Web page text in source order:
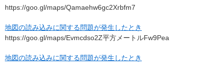
https://goo.gl/maps/Qamaehw6gc2Xrbfm7
地図の読み込みに関する問題が発生したとき
https://goo.gl/maps/Evmcdso2Z平方メートルFw9Pea
地図の読み込みに関する問題が発生したとき